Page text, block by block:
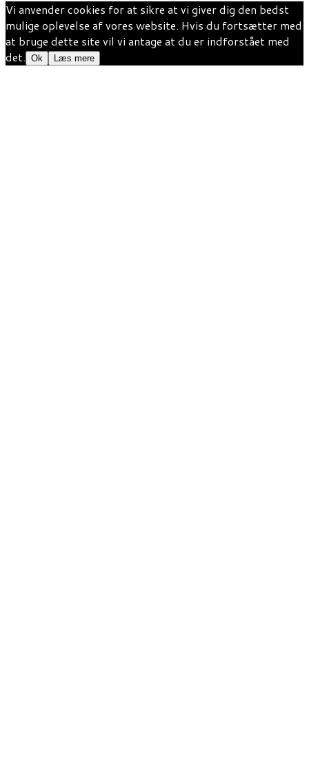
Vi anvender cookies for at sikre at vi giver dig den bedst
mulige oplevelse af vores website. Hvis du fortsætter med
at bruge dette site vil vi antage at du er indforstået med
det. Ok Læs mere